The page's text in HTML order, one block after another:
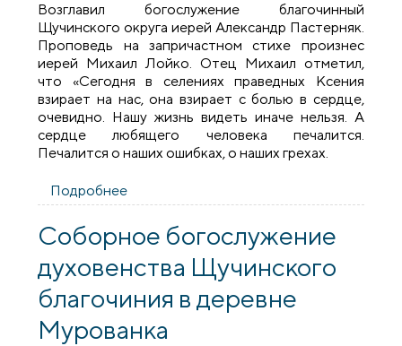
Возглавил богослужение благочинный
Щучинского округа иерей Александр Пастерняк.
Проповедь на запричастном стихе произнес
иерей Михаил Лойко. Отец Михаил отметил,
что «Сегодня в селениях праведных Ксения
взирает на нас, она взирает с болью в сердце,
очевидно. Нашу жизнь видеть иначе нельзя. А
сердце любящего человека печалится.
Печалится о наших ошибках, о наших грехах.
Подробнее
соборное богослужение Щучинского
благочиния
Соборное богослужение
духовенства Щучинского
благочиния в деревне
Мурованка